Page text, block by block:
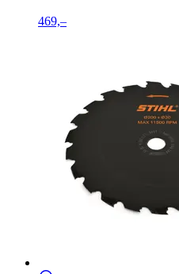
469,–